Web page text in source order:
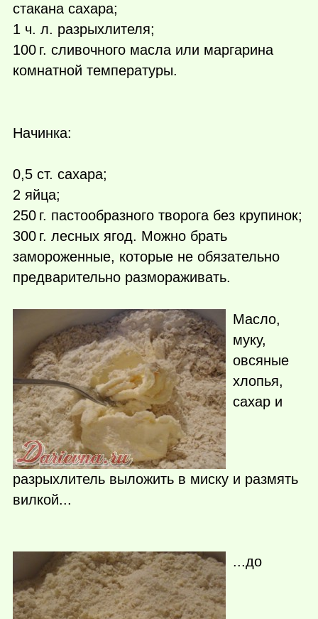
стакана сахара;
1 ч. л. разрыхлителя;
100 г. сливочного масла или маргарина
комнатной температуры.
Начинка:
0,5 ст. сахара;
2 яйца;
250 г. пастообразного творога без крупинок;
300 г. лесных ягод. Можно брать
замороженные, которые не обязательно
предварительно размораживать.
Масло,
муку,
овсяные
хлопья,
сахар и
разрыхлитель выложить в миску и размять
вилкой...
...до